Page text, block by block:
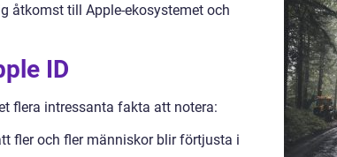
åtkomst till Apple-ekosystemet och
ID
flera intressanta fakta att notera:
fler och fler människor blir förtjusta i